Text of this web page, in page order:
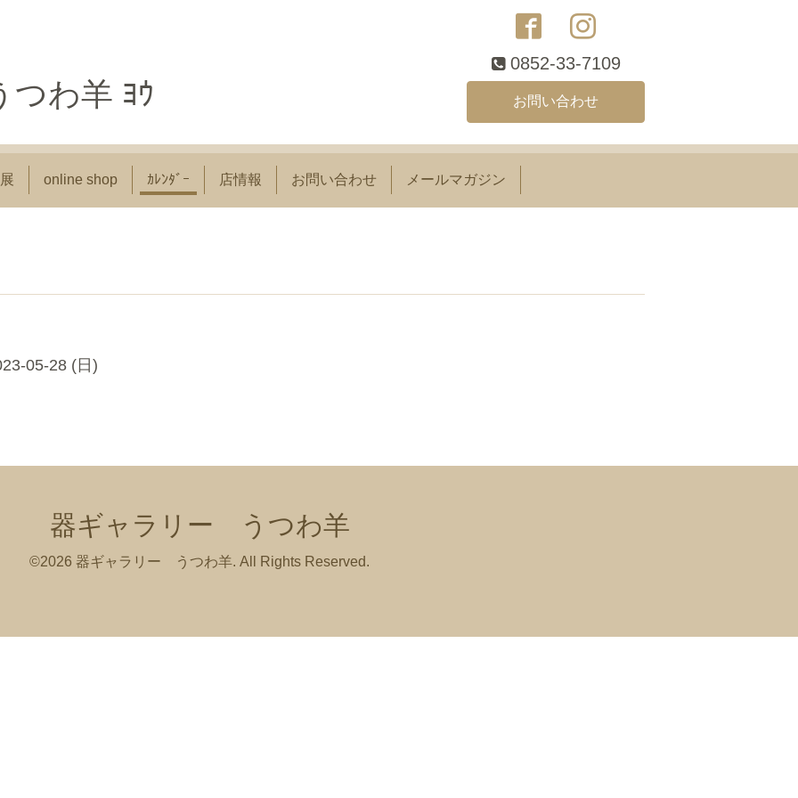
わ羊 ﾖｳ
0852-33-7109
お問い合わせ
展 online shop ｶﾚﾝﾀﾞｰ 店情報 お問い合わせ メールマガジン
05-28 (日)
器ギャラリー うつわ羊
©2026 器ギャラリー うつわ羊. All Rights Reserved.